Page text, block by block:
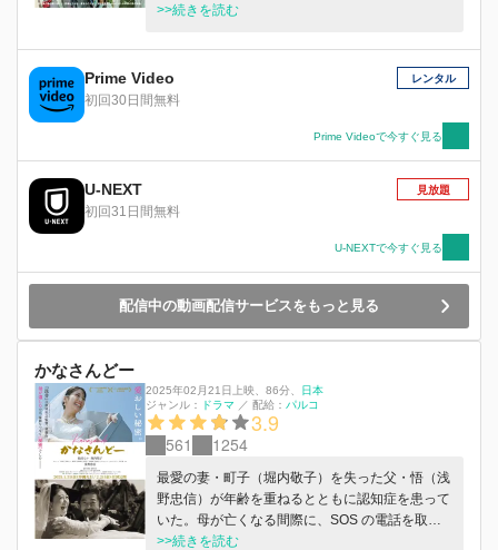
し、父が１年前にふらっと出奔 し銭湯は休業状
トをしながら、娘を育てていた。そんなある日、
突然、「余命わずか」という宣告を受ける。その
日から彼女は、「絶対にやっておくべきこと」を
業の銭湯を再開させる。 気が優しすぎる娘を独
り立ちさせる。 娘をある人に会わせる。 その母
の行動は、家族からすべての秘密を取り払うこと
になり、彼らはぶつかり合いながらもより強い絆
で結びついていく。そして家族は、究極の愛を込
めて母を葬（おく）ることを決意する。
>>続きを読む
Prime Video
初回30日間無料
レンタル
Prime Videoで今すぐ見る
U-NEXT
初回31日間無料
見放題
U-NEXTで今すぐ見る
配信中の動画配信サービスをもっと見る
かなさんどー
2025年02月21日上映 86分
日本
ジャンル：
ドラマ ／ 配給： パルコ
3.9
561 1254
最愛の妻・町⼦（堀内敬⼦）を失った⽗・悟（浅
野忠信）が年齢を重ねるとともに認知症を患って
いた。⺟が亡くなる間際に、SOS の電話を取る
ことのなかった⽗親を許せずにいるが、職をなく
>>続きを読む